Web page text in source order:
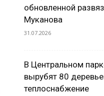
обновленной
Муканова
31.07.2026
В Центральном
вырубят 80
теплоснабжение